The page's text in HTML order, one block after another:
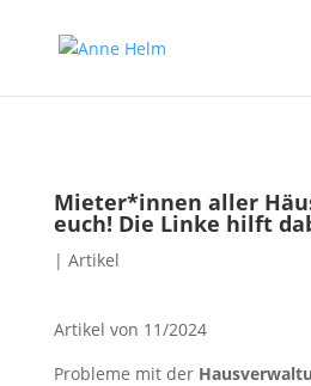
Mieter*innen aller
euch! Die Linke hilft
| Artikel
Artikel von 11/2024
Probleme mit der